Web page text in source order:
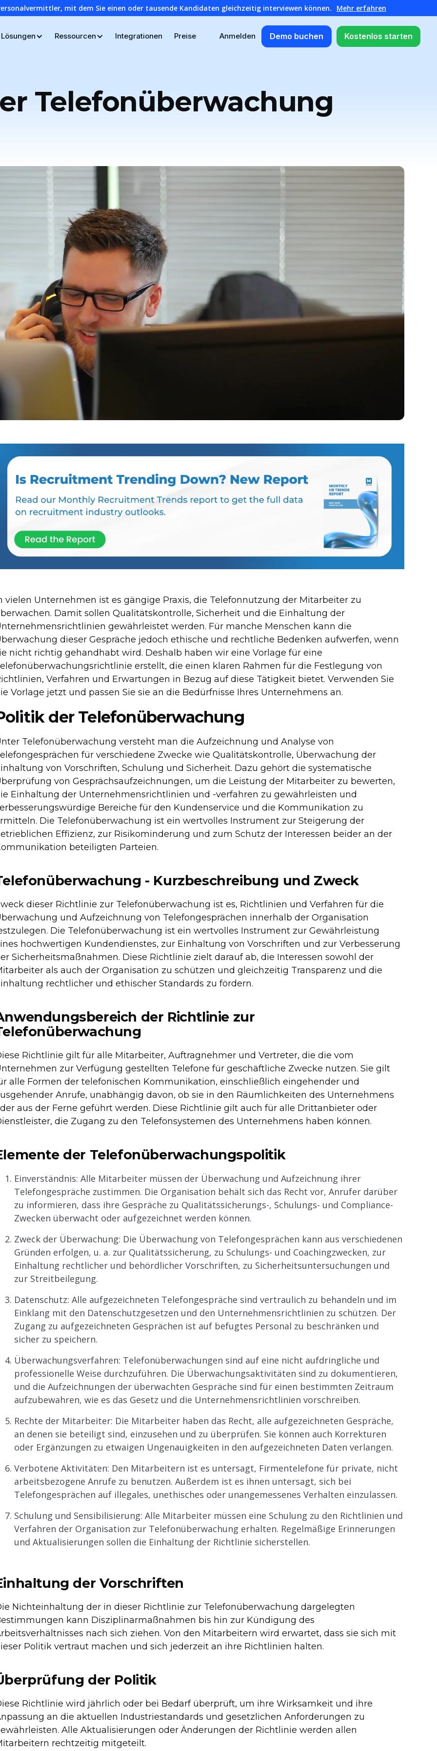
mit dem Sie einen oder tausende Kandidaten gleichzeitig interviewen können. Mehr erfahren
Lösungen Ressourcen Integrationen Preise Anmelden Demo buchen Kostenlos starten
Telefonüberwachung
vielen Unternehmen ist es gängige Praxis, die Telefonnutzung der Mitarbeiter zu
Damit sollen Qualitätskontrolle, Sicherheit und die Einhaltung der
gewährleistet werden. Für manche Menschen kann die
dieser Gespräche jedoch ethische und rechtliche Bedenken aufwerfen, wenn
nicht richtig gehandhabt wird. Deshalb haben wir eine Vorlage für eine
erstellt, die einen klaren Rahmen für die Festlegung von
Verfahren und Erwartungen in Bezug auf diese Tätigkeit bietet. Verwenden Sie
Vorlage jetzt und passen Sie sie an die Bedürfnisse Ihres Unternehmens an.
der Telefonüberwachung
Telefonüberwachung versteht man die Aufzeichnung und Analyse von
für verschiedene Zwecke wie Qualitätskontrolle, Überwachung der
von Vorschriften, Schulung und Sicherheit. Dazu gehört die systematische
von Gesprächsaufzeichnungen, um die Leistung der Mitarbeiter zu bewerten,
Einhaltung der Unternehmensrichtlinien und -verfahren zu gewährleisten und
Bereiche für den Kundenservice und die Kommunikation zu
Die Telefonüberwachung ist ein wertvolles Instrument zur Steigerung der
Effizienz, zur Risikominderung und zum Schutz der Interessen beider an der
beteiligten Parteien.
- Kurzbeschreibung und Zweck
dieser Richtlinie zur Telefonüberwachung ist es, Richtlinien und Verfahren für die
und Aufzeichnung von Telefongesprächen innerhalb der Organisation
Die Telefonüberwachung ist ein wertvolles Instrument zur Gewährleistung
hochwertigen Kundendienstes, zur Einhaltung von Vorschriften und zur Verbesserung
Sicherheitsmaßnahmen. Diese Richtlinie zielt darauf ab, die Interessen sowohl der
als auch der Organisation zu schützen und gleichzeitig Transparenz und die
rechtlicher und ethischer Standards zu fördern.
der Richtlinie zur
Richtlinie gilt für alle Mitarbeiter, Auftragnehmer und Vertreter, die die vom
zur Verfügung gestellten Telefone für geschäftliche Zwecke nutzen. Sie gilt
alle Formen der telefonischen Kommunikation, einschließlich eingehender und
Anrufe, unabhängig davon, ob sie in den Räumlichkeiten des Unternehmens
aus der Ferne geführt werden. Diese Richtlinie gilt auch für alle Drittanbieter oder
die Zugang zu den Telefonsystemen des Unternehmens haben können.
der Telefonüberwachungspolitik
Einverständnis: Alle Mitarbeiter müssen der Überwachung und Aufzeichnung ihrer
Telefongespräche zustimmen. Die Organisation behält sich das Recht vor, Anrufer darüber
zu informieren, dass ihre Gespräche zu Qualitätssicherungs-, Schulungs- und Compliance-
Zwecken überwacht oder aufgezeichnet werden können.
Zweck der Überwachung: Die Überwachung von Telefongesprächen kann aus verschiedenen
Gründen erfolgen, u. a. zur Qualitätssicherung, zu Schulungs- und Coachingzwecken, zur
Einhaltung rechtlicher und behördlicher Vorschriften, zu Sicherheitsuntersuchungen und
zur Streitbeilegung.
Datenschutz: Alle aufgezeichneten Telefongespräche sind vertraulich zu behandeln und im
Einklang mit den Datenschutzgesetzen und den Unternehmensrichtlinien zu schützen. Der
Zugang zu aufgezeichneten Gesprächen ist auf befugtes Personal zu beschränken und
sicher zu speichern.
Überwachungsverfahren: Telefonüberwachungen sind auf eine nicht aufdringliche und
professionelle Weise durchzuführen. Die Überwachungsaktivitäten sind zu dokumentieren,
und die Aufzeichnungen der überwachten Gespräche sind für einen bestimmten Zeitraum
aufzubewahren, wie es das Gesetz und die Unternehmensrichtlinien vorschreiben.
Rechte der Mitarbeiter: Die Mitarbeiter haben das Recht, alle aufgezeichneten Gespräche,
an denen sie beteiligt sind, einzusehen und zu überprüfen. Sie können auch Korrekturen
oder Ergänzungen zu etwaigen Ungenauigkeiten in den aufgezeichneten Daten verlangen.
Verbotene Aktivitäten: Den Mitarbeitern ist es untersagt, Firmentelefone für private, nicht
arbeitsbezogene Anrufe zu benutzen. Außerdem ist es ihnen untersagt, sich bei
Telefongesprächen auf illegales, unethisches oder unangemessenes Verhalten einzulassen.
Schulung und Sensibilisierung: Alle Mitarbeiter müssen eine Schulung zu den Richtlinien und
Verfahren der Organisation zur Telefonüberwachung erhalten. Regelmäßige Erinnerungen
und Aktualisierungen sollen die Einhaltung der Richtlinie sicherstellen.
der Vorschriften
Nichteinhaltung der in dieser Richtlinie zur Telefonüberwachung dargelegten
kann Disziplinarmaßnahmen bis hin zur Kündigung des
nach sich ziehen. Von den Mitarbeitern wird erwartet, dass sie sich mit
Politik vertraut machen und sich jederzeit an ihre Richtlinien halten.
der Politik
Richtlinie wird jährlich oder bei Bedarf überprüft, um ihre Wirksamkeit und ihre
an die aktuellen Industriestandards und gesetzlichen Anforderungen zu
Alle Aktualisierungen oder Änderungen der Richtlinie werden allen
rechtzeitig mitgeteilt.